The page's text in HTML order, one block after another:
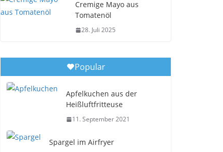
Cremige Mayo aus
Tomatenöl
28. Juli 2025
Popular
Apfelkuchen aus der
Heißluftfritteuse
11. September 2021
Spargel im Airfryer